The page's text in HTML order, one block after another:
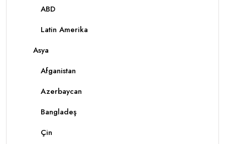
ABD
Latin Amerika
Asya
Afganistan
Azerbaycan
Bangladeş
Çin